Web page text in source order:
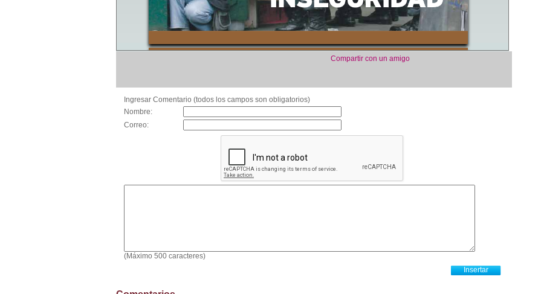
Compartir con un amigo
Ingresar Comentario (todos los campos son obligatorios)
Nombre:
Correo:
(Máximo 500 caracteres)